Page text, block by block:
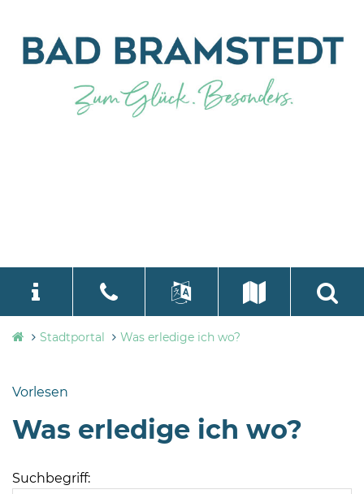
Stadtverwaltung
Bramstedt
19
language
Select Language
Stadtportal Was erledige ich wo?
Vorlesen
Was erledige ich wo?
Suchbegriff: